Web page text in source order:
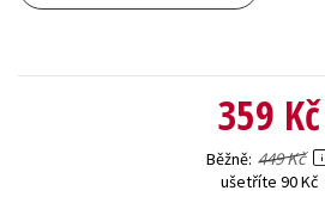
359 Kč
Běžně 449 Kč
ušetříte 90 Kč